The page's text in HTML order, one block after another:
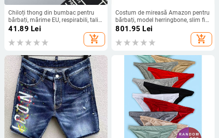
Chiloți thong din bumbac pentru
bărbați, mărime EU, respirabili, talie
joasă, culoare solidă, design în
41.89 Lei
add_shopping_cart
Costum de mireasă Amazon pentru
bărbați, model herringbone, slim fit,
din trei piese, cadou de nuntă
pentru bărbați, pentru serviciu și
timp liber
801.95 Lei
add_shopping_cart